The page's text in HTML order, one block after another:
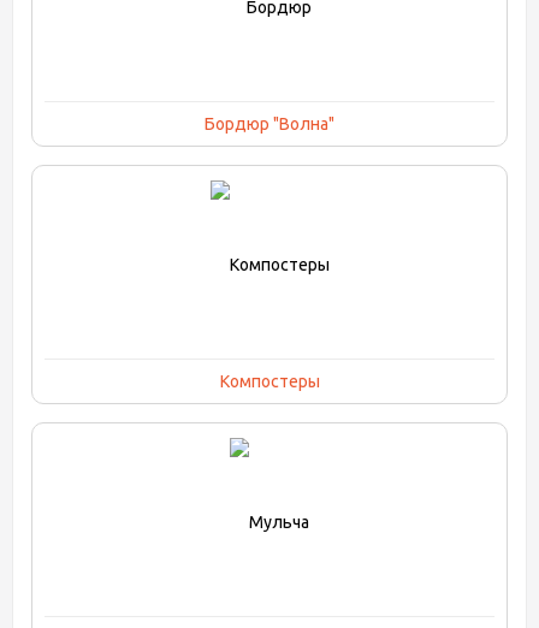
Бордюр "Волна"
Компостеры